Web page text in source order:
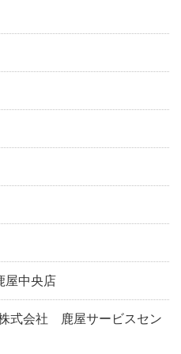
中央店
式会社 鹿屋サービスセン